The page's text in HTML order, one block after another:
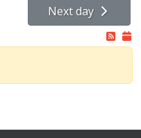
Next day